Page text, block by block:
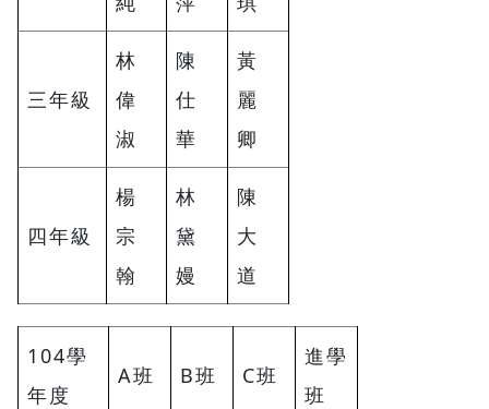
三年級
林
偉
淑
陳
仕
華
黃
麗
卿
四年級
楊
宗
翰
林
黛
嫚
陳
大
道
104學
年度
A班 B班 C班
進學
班